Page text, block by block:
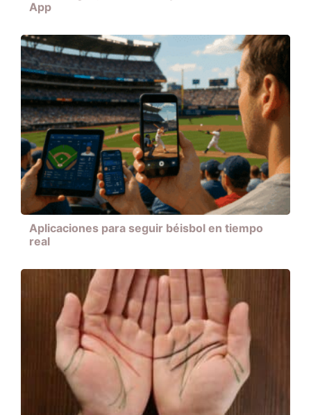
App
Aplicaciones para seguir béisbol en tiempo
real